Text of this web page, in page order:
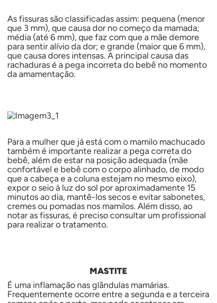
As fissuras são classificadas assim: pequena (menor
que 3 mm), que causa dor no começo da mamada;
média (até 6 mm), que faz com que a mãe demore
para sentir alívio da dor; e grande (maior que 6 mm),
que causa dores intensas. A principal causa das
rachaduras é a pega incorreta do bebê no momento
da amamentação.
Para a mulher que já está com o mamilo machucado
também é importante realizar a pega correta do
bebê, além de estar na posição adequada (mãe
confortável e bebê com o corpo alinhado, de modo
que a cabeça e a coluna estejam no mesmo eixo),
expor o seio à luz do sol por aproximadamente 15
minutos ao dia, mantê-los secos e evitar sabonetes,
cremes ou pomadas nos mamilos. Além disso, ao
notar as fissuras, é preciso consultar um profissional
para realizar o tratamento.
MASTITE
É uma inflamação nas glândulas mamárias.
Frequentemente ocorre entre a segunda e a terceira